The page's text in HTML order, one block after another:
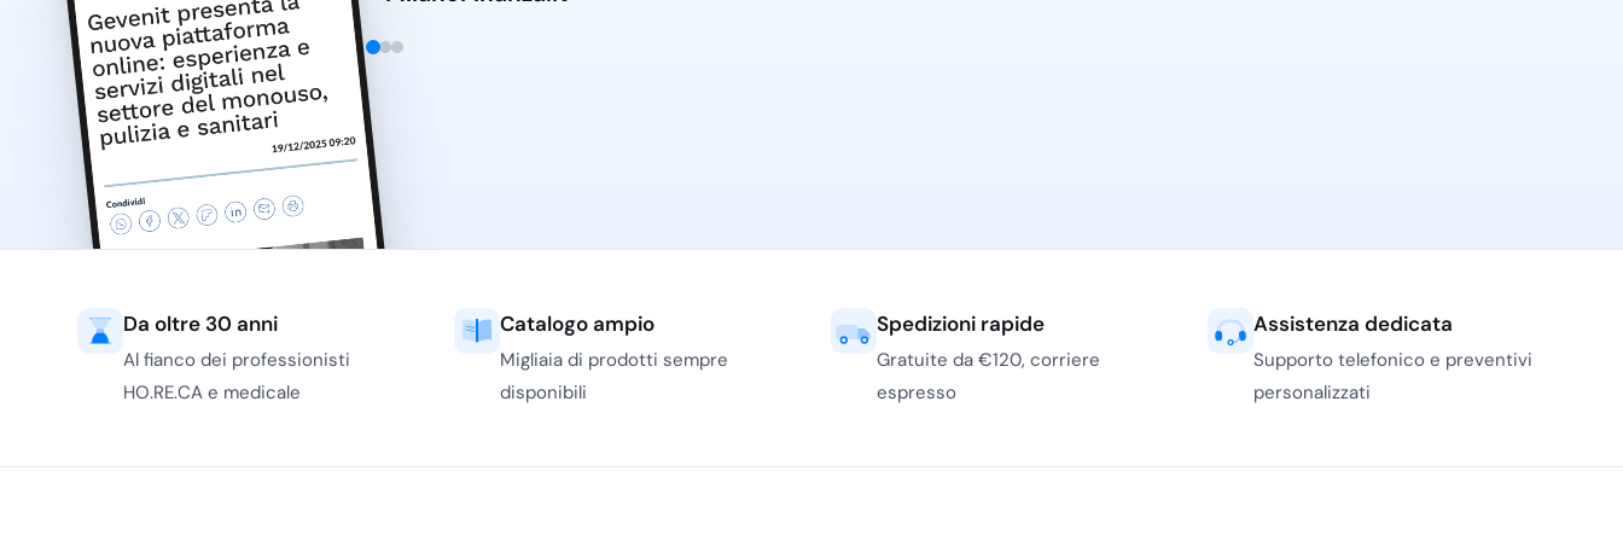
Il formato pronto all’uso è pratico per interventi rapidi su punti localizzati:
pattumiere, angoli di servizio, tappeti tecnici, bagni, cucce in strutture pet
friendly, zone dove l’urina di cane o altri liquidi organici lasciano odori persistenti.
Il flacone spray permette un’applicazione controllata e riduce gli sprechi, utile
quando il personale deve intervenire tra un servizio e l’altro senza preparare una
diluizione.
Il formato concentrato o additivo è più indicato quando il consumo è regolare e
le aree da trattare sono ampie. In questo caso contano la resa, la compatibilità
con carrelli di pulizia, secchi, nebulizzatori e sistemi di dosaggio. Su pavimenti
confonderlo con un normale lavaggio quotidiano: l’enzimatico va usato quando
l’odore ha una matrice organica chiara e non come sostituto dei
pavimenti professionaliimpiegati nella routine.
su moquette, sedute, tendaggi e rivestimenti. L’applicazione con panni in
Da oltre 30 anni
Al fianco dei professionisti
HO.RE.CA e medicale
Catalogo ampio
Migliaia di prodotti sempre
disponibili
Spedizioni rapide
Gratuite da €120, corriere
espresso
Assistenza dedicata
Supporto telefonico e preventivi
personalizzati